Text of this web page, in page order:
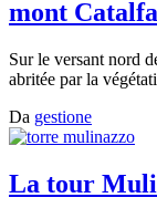
mont
Sur le versant nord
abritée par la
Da gestione
La tour